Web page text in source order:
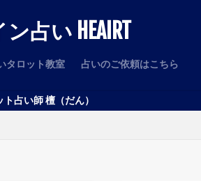
占い HEAIRT
タロット教室 占いのご依頼はこちら
（だん）